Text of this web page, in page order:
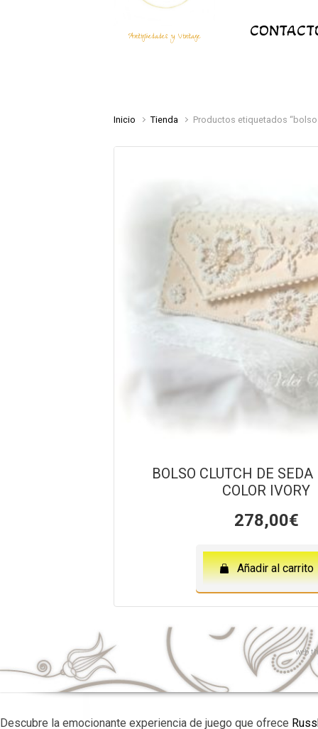
Antigüedades y Vintage
Inicio Tienda Productos etiquetados
BOLSO CLUTCH DE SEDA
COLOR IVORY
278,00€
Añadir al carrito
web
Descubre la emocionante experiencia de juego que ofrece